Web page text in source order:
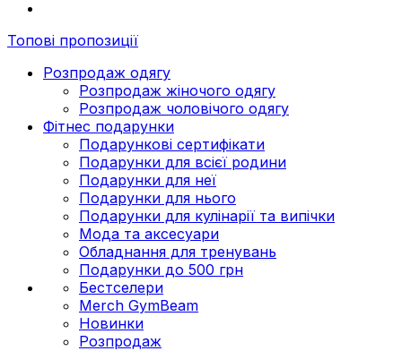
Топові пропозиції
Розпродаж одягу
Розпродаж жіночого одягу
Розпродаж чоловічого одягу
Фітнес подарунки
Подарункові сертифікати
Подарунки для всієї родини
Подарунки для неї
Подарунки для нього
Подарунки для кулінарії та випічки
Мода та аксесуари
Обладнання для тренувань
Подарунки до 500 грн
Бестселери
Merch GymBeam
Новинки
Розпродаж